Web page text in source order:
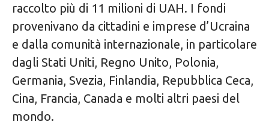
raccolto più di 11 milioni di UAH. I fondi
provenivano da cittadini e imprese d’Ucraina
e dalla comunità internazionale, in particolare
dagli Stati Uniti, Regno Unito, Polonia,
Germania, Svezia, Finlandia, Repubblica Ceca,
Cina, Francia, Canada e molti altri paesi del
mondo.